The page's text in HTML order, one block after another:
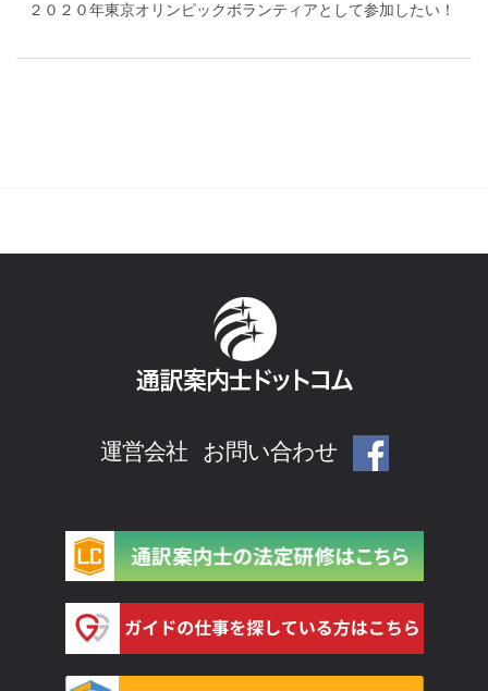
２０２０年東京オリンピックボランティアとして参加したい！
運営会社 お問い合わせ